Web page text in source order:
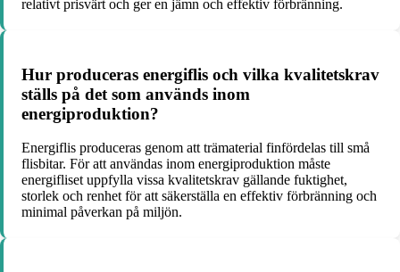
relativt prisvärt och ger en jämn och effektiv förbränning.
Hur produceras energiflis och vilka kvalitetskrav
ställs på det som används inom
energiproduktion?
Energiflis produceras genom att trämaterial finfördelas till små
flisbitar. För att användas inom energiproduktion måste
energifliset uppfylla vissa kvalitetskrav gällande fuktighet,
storlek och renhet för att säkerställa en effektiv förbränning och
minimal påverkan på miljön.